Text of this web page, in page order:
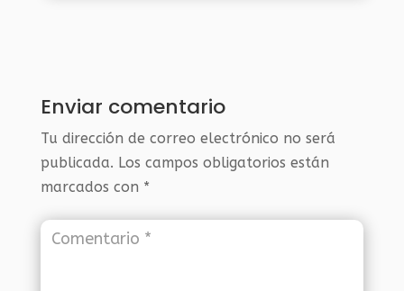
Enviar comentario
Tu dirección de correo electrónico no será
publicada. Los campos obligatorios están
marcados con *